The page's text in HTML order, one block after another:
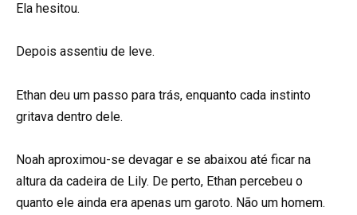
Ela hesitou.
Depois assentiu de leve.
Ethan deu um passo para trás, enquanto cada instinto
gritava dentro dele.
Noah aproximou-se devagar e se abaixou até ficar na
altura da cadeira de Lily. De perto, Ethan percebeu o
quanto ele ainda era apenas um garoto. Não um homem.